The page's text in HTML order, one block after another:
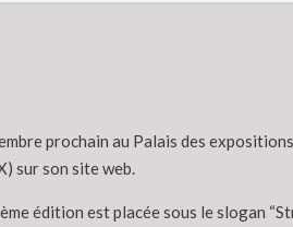
prochain au Palais des
sur son site web.
édition est placée sous le slogan